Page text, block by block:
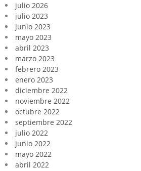
julio 2026
julio 2023
junio 2023
mayo 2023
abril 2023
marzo 2023
febrero 2023
enero 2023
diciembre 2022
noviembre 2022
octubre 2022
septiembre 2022
julio 2022
junio 2022
mayo 2022
abril 2022